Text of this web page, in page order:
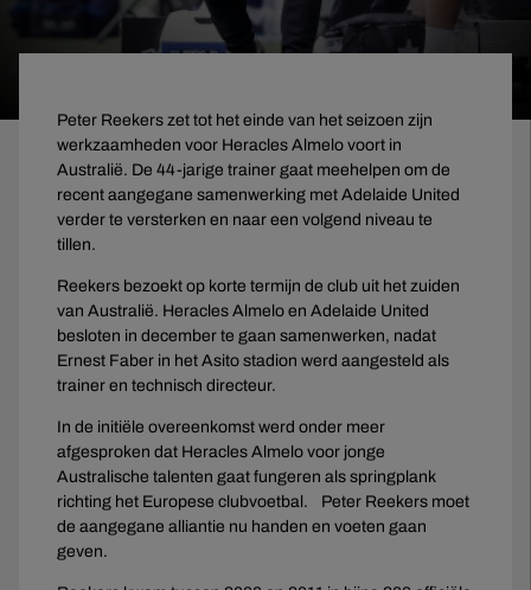
Peter Reekers zet tot het einde van het seizoen zijn
werkzaamheden voor Heracles Almelo voort in
Australië. De 44-jarige trainer gaat meehelpen om de
recent aangegane samenwerking met Adelaide United
verder te versterken en naar een volgend niveau te
tillen.
Reekers bezoekt op korte termijn de club uit het zuiden
van Australië. Heracles Almelo en Adelaide United
besloten in december te gaan samenwerken, nadat
Ernest Faber in het Asito stadion werd aangesteld als
trainer en technisch directeur.
In de initiële overeenkomst werd onder meer
afgesproken dat Heracles Almelo voor jonge
Australische talenten gaat fungeren als springplank
richting het Europese clubvoetbal. Peter Reekers moet
de aangegane alliantie nu handen en voeten gaan
geven.